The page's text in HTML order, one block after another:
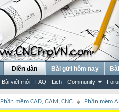
Diễn đàn
Bài viết mới FAQ Lịch Community
Bài gửi hôm nay
Phần mềm CAD, CAM, CNC Phần mềm